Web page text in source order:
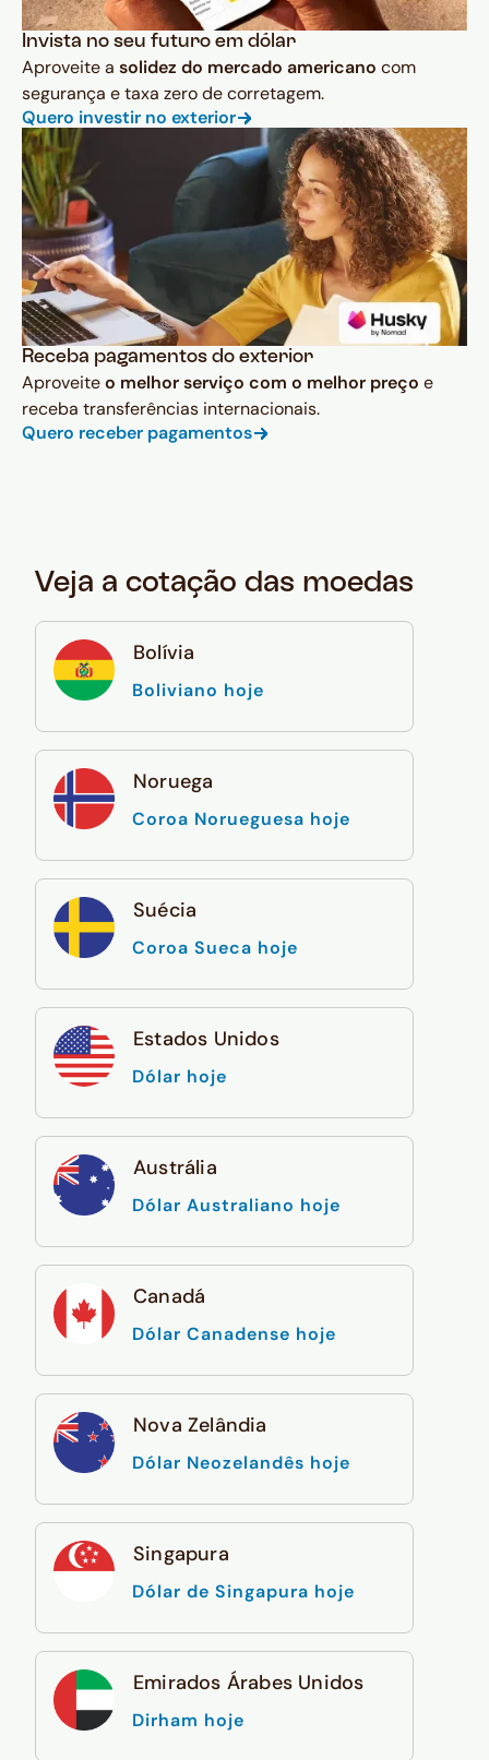
Invista no seu futuro em dólar
Aproveite a solidez do mercado americano com
segurança e taxa zero de corretagem.
Quero investir no exterior
Receba pagamentos do exterior
Aproveiteo melhor serviço com o melhor preço e
receba transferências internacionais.
Quero receber pagamentos
Veja a cotação das moedas
Bolívia
Boliviano hoje
Noruega
Coroa Norueguesa hoje
Suécia
Coroa Sueca hoje
Estados Unidos
Dólar hoje
Austrália
Dólar Australiano hoje
Canadá
Dólar Canadense hoje
Nova Zelândia
Dólar Neozelandês hoje
Singapura
Dólar de Singapura hoje
Emirados Árabes Unidos
Dirham hoje